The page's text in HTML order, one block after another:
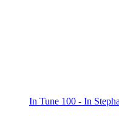
In Tune 100 - In